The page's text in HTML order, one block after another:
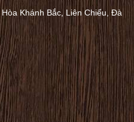
Khánh Bắc, Liên Chiểu, Đà